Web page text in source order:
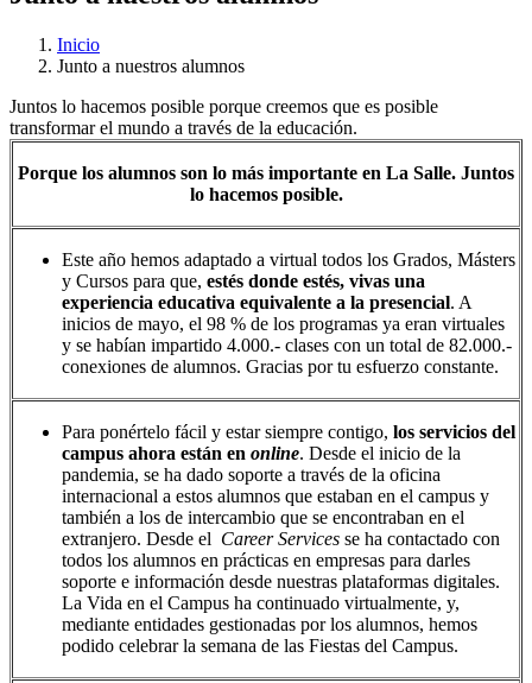
Inicio
Junto a nuestros alumnos
Juntos lo hacemos posible porque creemos que es posible
transformar el mundo a través de la educación.
Porque los alumnos son lo más importante en La Salle. Juntos
lo hacemos posible.
Este año hemos adaptado a virtual todos los Grados, Másters
y Cursos para que, estés donde estés, vivas una
experiencia educativa equivalente a la presencial. A
inicios de mayo, el 98 % de los programas ya eran virtuales
y se habían impartido 4.000.- clases con un total de 82.000.-
conexiones de alumnos. Gracias por tu esfuerzo constante.
Para ponértelo fácil y estar siempre contigo, los servicios del
campus ahora están en online. Desde el inicio de la
pandemia, se ha dado soporte a través de la oficina
internacional a estos alumnos que estaban en el campus y
también a los de intercambio que se encontraban en el
extranjero. Desde el Career Services se ha contactado con
todos los alumnos en prácticas en empresas para darles
soporte e información desde nuestras plataformas digitales.
La Vida en el Campus ha continuado virtualmente, y,
mediante entidades gestionadas por los alumnos, hemos
podido celebrar la semana de las Fiestas del Campus.